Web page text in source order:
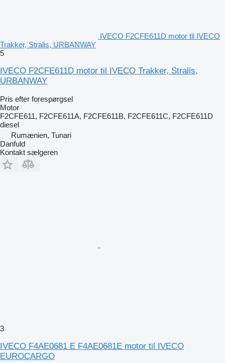
IVECO F2CFE611D motor til IVECO
Trakker, Stralis, URBANWAY
5
IVECO F2CFE611D motor til IVECO Trakker, Stralis,
URBANWAY
Pris efter forespørgsel
Motor
F2CFE611, F2CFE611A, F2CFE611B, F2CFE611C, F2CFE611D
diesel
Rumænien, Tunari
Danfuld
Kontakt sælgeren
3
IVECO F4AE0681 E F4AE0681E motor til IVECO
EUROCARGO